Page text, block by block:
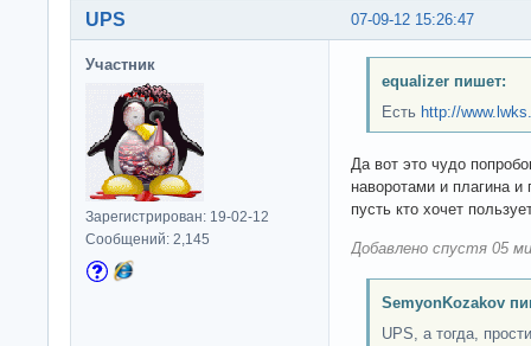
07-09-12 15:26:47
UPS
Участник
Зарегистрирован: 19-02-12
Сообщений: 2,145
equalizer пишет:
Есть http://
Да вот это чудо
наворотами и плагина
пусть кто хочет
Добавлено спустя 05
SemyonKozakov
UPS, а тогда,